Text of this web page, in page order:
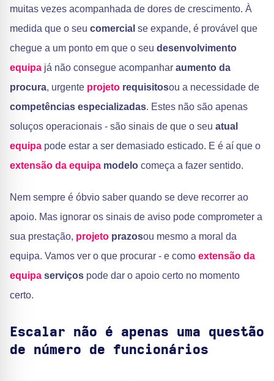
muitas vezes acompanhada de dores de crescimento. À
medida que o seu comercial se expande, é provável que
chegue a um ponto em que o seu desenvolvimento
equipa já não consegue acompanhar aumento da
procura, urgente projeto requisitosou a necessidade de
competências especializadas. Estes não são apenas
soluços operacionais - são sinais de que o seu atual
equipa pode estar a ser demasiado esticado. E é aí que o
extensão da equipa modelo começa a fazer sentido.
Nem sempre é óbvio saber quando se deve recorrer ao
apoio. Mas ignorar os sinais de aviso pode comprometer a
sua prestação, projeto prazosou mesmo a moral da
equipa. Vamos ver o que procurar - e como extensão da
equipa serviços pode dar o apoio certo no momento
certo.
Escalar não é apenas uma questão
de número de funcionários